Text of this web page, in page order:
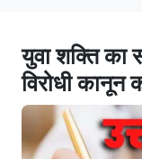
युवा शक्ति का
विरोधी कानून